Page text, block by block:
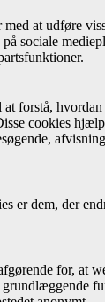
at udføre
sociale
forstå, hvordan
cookies
er dem, der
for, at